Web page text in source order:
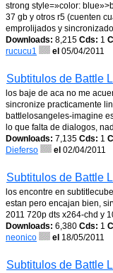
strong style=»color:
37 gb y otros r5 (cuenten
emprolijados y
Downloads: 8,215 Cds: 1
rucucu1
el 05/04/2011
Subtitulos de Battle
los baje de aca no me
sincronize practicamente
battlelosangeles-imagine
lo que falta de dialogos,
Downloads: 7,135 Cds: 1
Dieferso
el 02/04/2011
Subtitulos de Battle
los encontre en
estan pero encajan bien,
2011 720p dts x264-chd y
Downloads: 6,380 Cds: 1
neonico
el 18/05/2011
Subtitulos de Battle